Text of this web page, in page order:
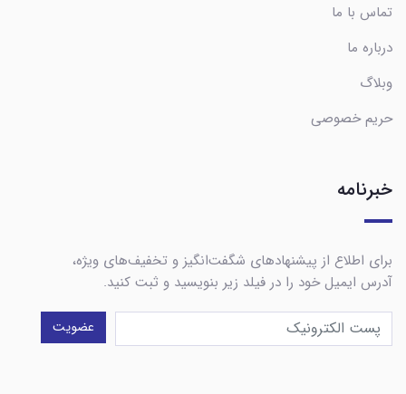
تماس با ما
درباره ما
وبلاگ
حریم خصوصی
خبرنامه
برای اطلاع از پیشنهادهای شگفت‌انگیز و تخفیف‌های ویژه،
آدرس ایمیل خود را در فیلد زیر بنویسید و ثبت کنید.
عضویت